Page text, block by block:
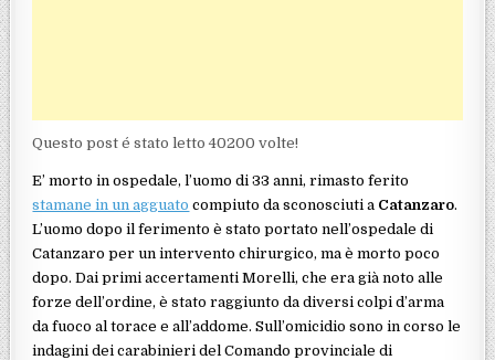
Questo post é stato letto 40200 volte!
E’ morto in ospedale, l’uomo di 33 anni, rimasto ferito
stamane in un agguato compiuto da sconosciuti a Catanzaro.
L’uomo dopo il ferimento è stato portato nell’ospedale di
Catanzaro per un intervento chirurgico, ma è morto poco
dopo. Dai primi accertamenti Morelli, che era già noto alle
forze dell’ordine, è stato raggiunto da diversi colpi d’arma
da fuoco al torace e all’addome. Sull’omicidio sono in corso le
indagini dei carabinieri del Comando provinciale di